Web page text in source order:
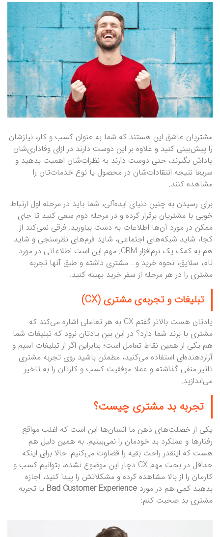
مشتریان عاشق این هستند که شما به عنوان کسب و کار، نیازشان
را پیش‌بینی کنید و علاوه بر این دوست دارند در ازای وفاداری‌شان
پاداش بگیرند، حتی دوست دارند به نظرات‌شان اهمیت بدهید و
سریعا نتیجه انتقادات‌شان در محصول یا نوع خدمات‌تان را
مشاهده کنند.
برای رسیدن به چنین دنیای ایده‌آلی، شما باید در مرحله اول ارتباط
خوبی با مشتریان برقرار کرده و در مرحله دوم سعی کنید تا جای
ممکن در مورد آن‌ها اطلاعات به دست بیاورید. فرقی نمی‌کند از
کجا، شاید شبکه‌های اجتماعی، شاید فرم‌های نظرسنجی و شاید
هم به کمک یک نرم‌افزار CRM. مهم این است اطلاعاتی در مورد
نام، سلایق، نحوه خرید و… مشتری داشته و طبق آنها تجربه
مشتری را در هر مرحله از سفر خرید بهینه کنید.
تبلیغات و تجربه‌ی مشتری (CX)
یادتان هست بالاتر گفتم CX به هر تعاملی اشاره می‌کند که
مشتری با برند شما دارد؟ در این بین یادتان نرود که تبلیغات شما
هم یکی از همین نقاط تعامل است؛ بنابراین اگر از تبلیغات اسپم و
آزاردهنده‌ای استفاده می‌کنید، مطمئن باشید روی تجربه مشتری
تاثیر منفی گذاشته و عملا موفقیت کسب و کارتان را به تاخیر
می‌اندازید.
تجربه بد مشتری چیست؟
یکی از خصلت‌های ذهن ما انسان‌ها این است که اغلب مواقع
رفتارها و عملکرد بد خودمان را نمی‌بینیم. به همین دلیل هم
هست که اینقدر راحت بقیه را قضاوت می‌کنیم! حالا برای اینکه
حداقل در بحث مهم CX دچار این موضوع نشده، بتوانیم کسب و
کارمان را از بالا مشاهده کرده و مشکلاتش را پیدا کنید، اجازه
بدهید کمی هم در مورد Bad Customer Experience یا تجربه
مشتری بد صحبت کنم: